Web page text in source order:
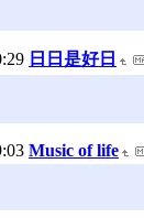
日日是好日
Music of life